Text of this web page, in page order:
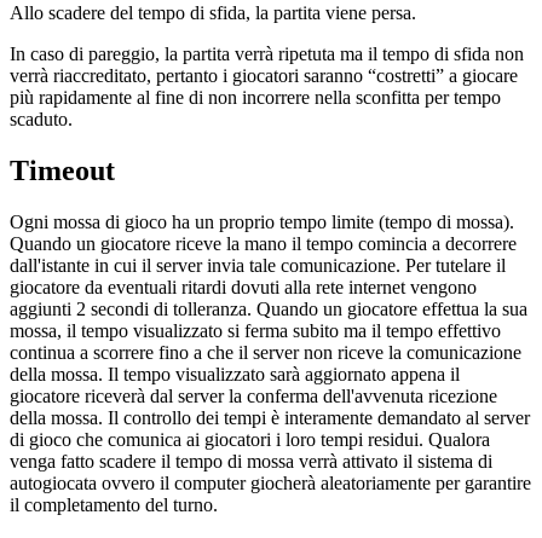
Allo scadere del tempo di sfida, la partita viene persa.
In caso di pareggio, la partita verrà ripetuta ma il tempo di sfida non
verrà riaccreditato, pertanto i giocatori saranno “costretti” a giocare
più rapidamente al fine di non incorrere nella sconfitta per tempo
scaduto.
Timeout
Ogni mossa di gioco ha un proprio tempo limite (tempo di mossa).
Quando un giocatore riceve la mano il tempo comincia a decorrere
dall'istante in cui il server invia tale comunicazione. Per tutelare il
giocatore da eventuali ritardi dovuti alla rete internet vengono
aggiunti 2 secondi di tolleranza. Quando un giocatore effettua la sua
mossa, il tempo visualizzato si ferma subito ma il tempo effettivo
continua a scorrere fino a che il server non riceve la comunicazione
della mossa. Il tempo visualizzato sarà aggiornato appena il
giocatore riceverà dal server la conferma dell'avvenuta ricezione
della mossa. Il controllo dei tempi è interamente demandato al server
di gioco che comunica ai giocatori i loro tempi residui. Qualora
venga fatto scadere il tempo di mossa verrà attivato il sistema di
autogiocata ovvero il computer giocherà aleatoriamente per garantire
il completamento del turno.